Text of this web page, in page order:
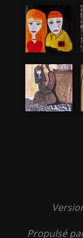
Propulsé